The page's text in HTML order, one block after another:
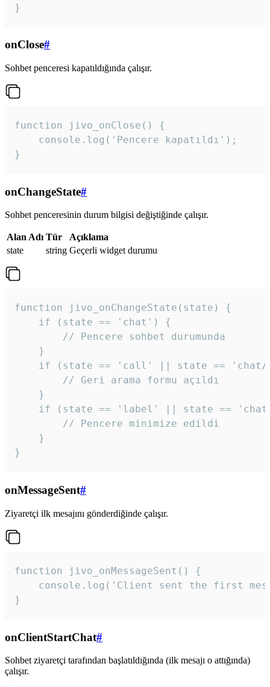
}
onClose#
Sohbet penceresi kapatıldığında çalışır.
function jivo_onClose() {
    console.log('Pencere kapatıldı');
}
onChangeState#
Sohbet penceresinin durum bilgisi değiştiğinde çalışır.
Alan Adı Tür
Açıklama
state
string Geçerli widget durumu
function jivo_onChangeState(state) {
    if (state == 'chat') {
        // Pencere sohbet durumunda
    }
if (state == 'call' || state ==
        // Geri arama formu açıldı
    }
if (state == 'label' || state ==
        // Pencere minimize edildi
    }
}
onMessageSent#
Ziyaretçi ilk mesajını gönderdiğinde çalışır.
function jivo_onMessageSent() {
console.log('Client sent the first
}
onClientStartChat#
Sohbet ziyaretçi tarafından başlatıldığında (ilk mesajı o attığında)
çalışır.